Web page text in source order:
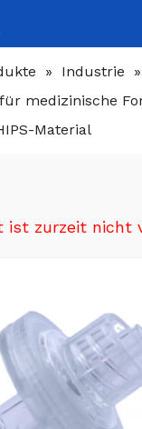
» Industrie »
medizinische
Material
ist zurzeit nicht